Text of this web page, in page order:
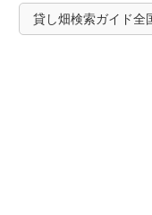
貸し畑検索ガイド全